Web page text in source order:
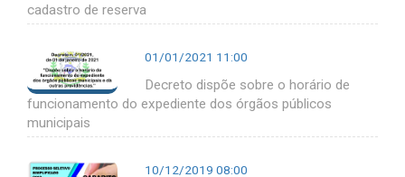
cadastro de reserva
01/01/2021 11:00
Decreto dispõe sobre o horário de
funcionamento do expediente dos órgãos públicos
municipais
10/12/2019 08:00